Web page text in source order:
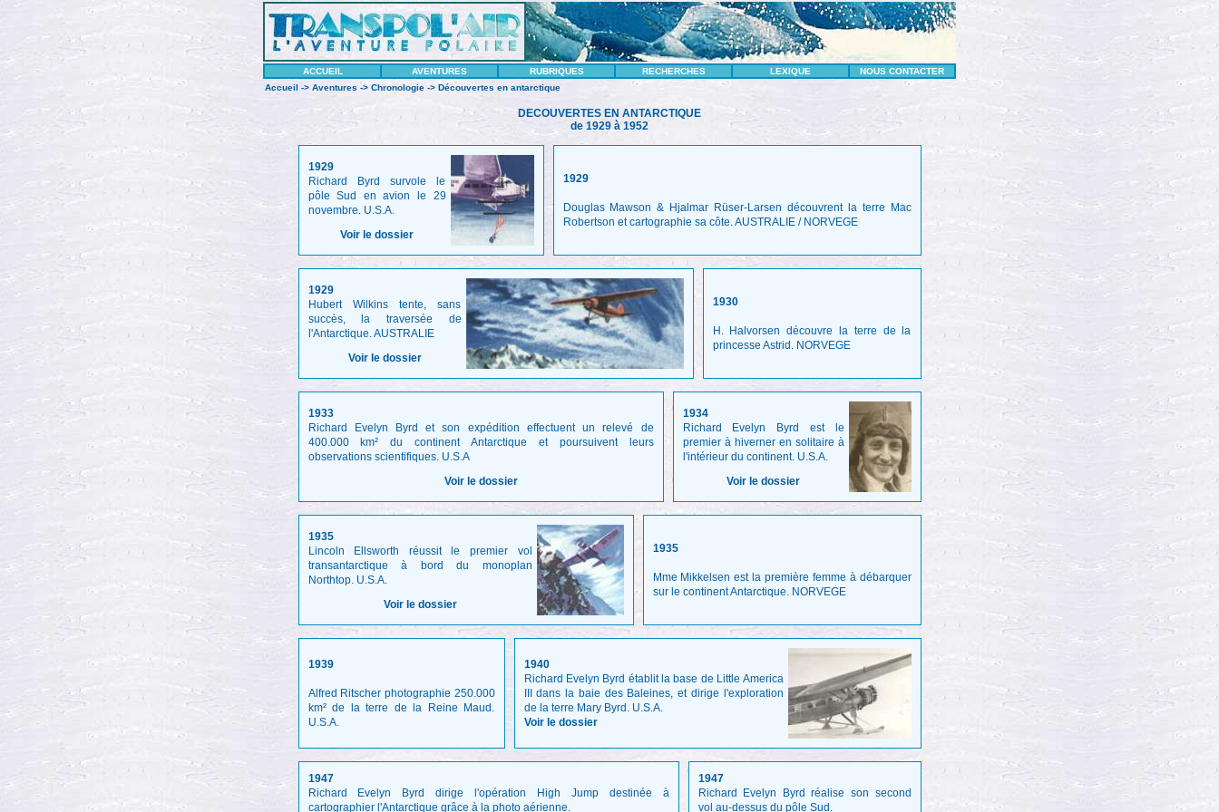
ACCUEIL AVENTURES RUBRIQUES RECHERCHES LEXIQUE
NOUS CONTACTER
Accueil -> Aventures -> Chronologie -> Découvertes en antarctique
DECOUVERTES EN ANTARCTIQUE
de 1929 à 1952
1929
Richard Byrd survole le
pôle Sud en avion le 29
novembre. U.S.A.
Voir le dossier
1929
Douglas Mawson & Hjalmar Rüser-Larsen découvrent la terre Mac
Robertson et cartographie sa côte. AUSTRALIE / NORVEGE
1929
Hubert Wilkins tente, sans
succès, la traversée de
l'Antarctique. AUSTRALIE
Voir le dossier
1930
H. Halvorsen découvre la terre de la
princesse Astrid. NORVEGE
1933
Richard Evelyn Byrd et son expédition effectuent un relevé de
400.000 km² du continent Antarctique et poursuivent leurs
observations scientifiques. U.S.A
Voir le dossier
1934
Richard Evelyn Byrd est le
premier à hiverner en solitaire à
l'intérieur du continent. U.S.A.
Voir le dossier
1935
Lincoln Ellsworth réussit le premier vol
transantarctique à bord du monoplan
Northtop. U.S.A.
Voir le dossier
1935
Mme Mikkelsen est la première femme à débarquer
sur le continent Antarctique. NORVEGE
1939
Alfred Ritscher photographie 250.000
km² de la terre de la Reine Maud.
U.S.A.
1940
Richard Evelyn Byrd établit la base de Little America
III dans la baie des Baleines, et dirige l'exploration
de la terre Mary Byrd. U.S.A.
Voir le dossier
1947
Richard Evelyn Byrd dirige l'opération High Jump destinée à
cartographier l'Antarctique grâce à la photo aérienne.
1947
Richard Evelyn Byrd réalise son second
vol au-dessus du pôle Sud.